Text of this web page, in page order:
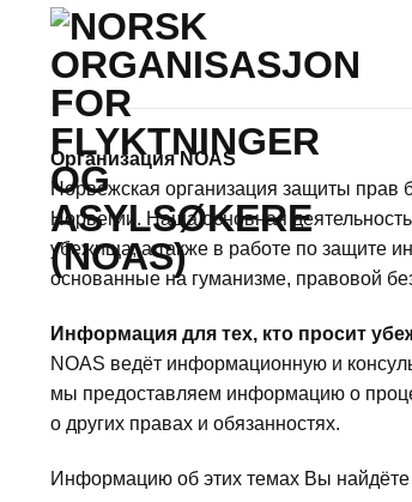
content
Организация NOAS
Норвежская организация защиты прав
Норвегии. Наша основная
убежища, а также в работе по защите
основанные на гуманизме, правовой
Информация для тех, кто просит
NOAS ведёт информационную и
мы предоставляем информацию о
о других правах и обязанностях.
Информацию об этих темах Вы